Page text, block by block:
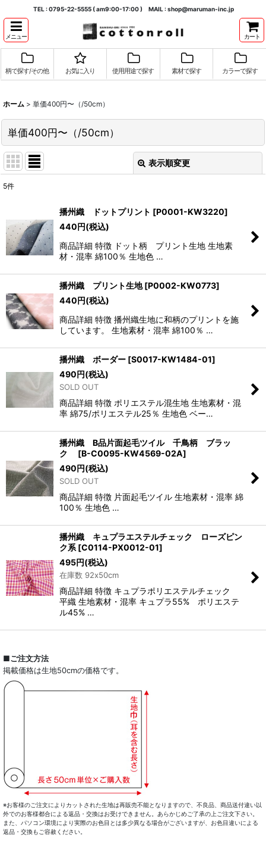
TEL : 0795-22-5555 ( am9:00-17:00 ) MAIL : shop@maruman-inc.jp
メニュー カート
柄で探す/その他 お気に入り 使用用途で探す 素材で探す カラーで探す
ホーム > 単価400円〜（/50cm）
単価400円〜（/50cm）
表示順変更
並び順:
絞り込む
5件
播州織 ドットプリント [P0001-KW3220]
440円(税込)
商品詳細 特徴 ドット柄 プリント生地 生地素
材・混率 綿100％ 生地色 …
播州織 プリント生地 [P0002-KW0773]
440円(税込)
商品詳細 特徴 播州織生地に和柄のプリントを施
しています。 生地素材・混率 綿100％ …
播州織 ボーダー [S0017-KW1484-01]
490円(税込)
SOLD OUT
商品詳細 特徴 ポリエステル混生地 生地素材・混
率 綿75/ポリエステル25％ 生地色 ベー…
播州織 B品片面起毛ツイル 千鳥柄 ブラッ
ク
[B-C0095-KW4569-02A]
490円(税込)
SOLD OUT
商品詳細 特徴 片面起毛ツイル 生地素材・混率 綿
100％ 生地色 …
播州織 キュプラエステルチェック ローズピン
ク系 [C0114-PX0012-01]
495円(税込)
在庫数 92x50cm
商品詳細 特徴 キュプラポリエステルチェック
平織 生地素材・混率 キュプラ55% ポリエステ
ル45% …
■ご注文方法
掲載価格は生地50cmの価格です。
※お客様のご注文によりカットされた生地は再販売不能となりますので、不良品、商品送付違い以
外でのお客様都合による返品・交換はお受けできません。あらかじめご了承の上ご注文下さい。
また、パソコン環境により実際のお色目とは多少異なる場合がございますが、お色目違いによる
返品・交換もご容赦ください。